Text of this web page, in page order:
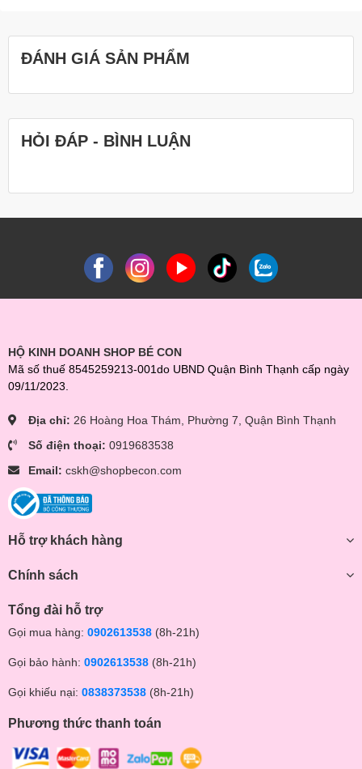
ĐÁNH GIÁ SẢN PHẨM
HỎI ĐÁP - BÌNH LUẬN
HỘ KINH DOANH SHOP BÉ CON
Mã số thuế 8545259213-001do UBND Quận Bình Thạnh cấp ngày
09/11/2023.
Địa chỉ: 26 Hoàng Hoa Thám, Phường 7, Quận Bình Thạnh
Số điện thoại: 0919683538
Email: cskh@shopbecon.com
Hỗ trợ khách hàng
Chính sách
Tổng đài hỗ trợ
Gọi mua hàng: 0902613538 (8h-21h)
Gọi bảo hành: 0902613538 (8h-21h)
Gọi khiếu nại: 0838373538 (8h-21h)
Phương thức thanh toán